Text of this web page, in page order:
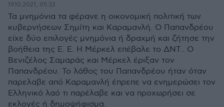
19.10.2021, 05:32
Τα μνημόνια τα φέρανε η οικονομική πολιτική των
κυβερνήσεων Σημίτη και Καραμανλή. Ο Παπανδρέου
είχε δύο επιλογές μνημόνια ή δραχμή και ζήτησε την
βοήθεια της Ε. Ε. Η Μέρκελ επέβαλε το ΔΝΤ.. Ο
Βενιζέλος Σαμαράς και Μέρκελ έριξαν τον
Παπανδρέου. Το λάθος του Παπανδρέου ήταν όταν
παρελαβε από Καραμανλή έπρεπε να ενημερώσει τον
Ελληνικό λαό τι παρέλαβε και να προχωρήσει σε
εκλογές ή δημοψήφισμα.